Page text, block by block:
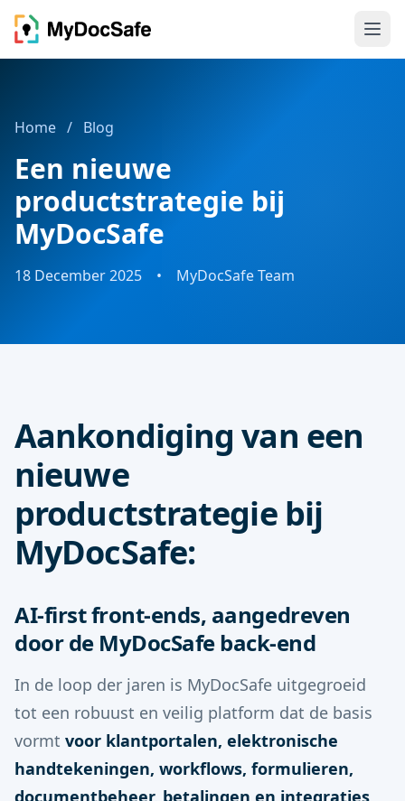
Home / Blog
Een nieuwe
productstrategie bij
MyDocSafe
18 December 2025 • MyDocSafe Team
Aankondiging van een
nieuwe
productstrategie bij
MyDocSafe:
AI-first front-ends, aangedreven
door de MyDocSafe back-end
In de loop der jaren is MyDocSafe uitgegroeid
tot een robuust en veilig platform dat de basis
vormt voor klantportalen, elektronische
handtekeningen, workflows, formulieren,
documentbeheer, betalingen en integraties